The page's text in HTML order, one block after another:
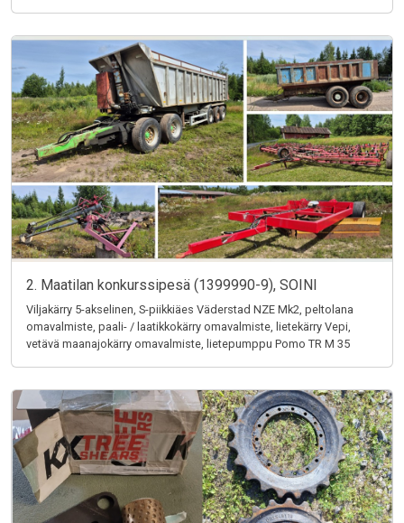
2. Maatilan konkurssipesä (1399990-9), SOINI
Viljakärry 5-akselinen, S-piikkiäes Väderstad NZE Mk2, peltolana
omavalmiste, paali- / laatikkokärry omavalmiste, lietekärry Vepi,
vetävä maanajokärry omavalmiste, lietepumppu Pomo TR M 35